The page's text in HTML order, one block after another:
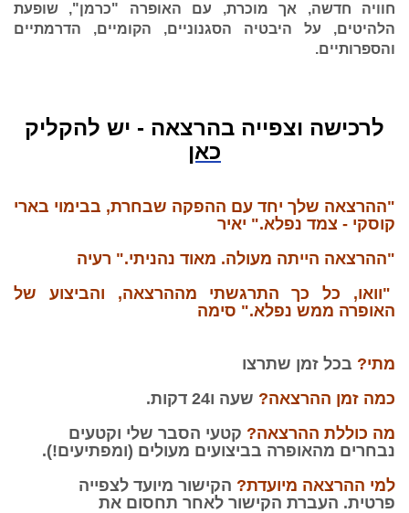
חוויה חדשה, אך מוכרת, עם האופרה "כרמן", שופעת
הלהיטים, על היבטיה הסגנוניים, הקומיים, הדרמתיים
והספרותיים.
לרכישה וצפייה בהרצאה - יש להקליק
כאן
"ההרצאה שלך יחד עם ההפקה שבחרת, בבימוי בארי
קוסקי - צמד נפלא." יאיר
"ההרצאה הייתה מעולה. מאוד נהניתי." רעיה
"וואו, כל כך התרגשתי מההרצאה, והביצוע של
האופרה ממש נפלא." סימה
מתי? בכל זמן שתרצו
כמה זמן ההרצאה? שעה ו24 דקות.
מה כוללת ההרצאה? קטעי הסבר שלי וקטעים
נבחרים מהאופרה בביצועים מעולים (ומפתיעים!).
למי ההרצאה מיועדת? הקישור מיועד לצפייה
פרטית. העברת הקישור לאחר תחסום את